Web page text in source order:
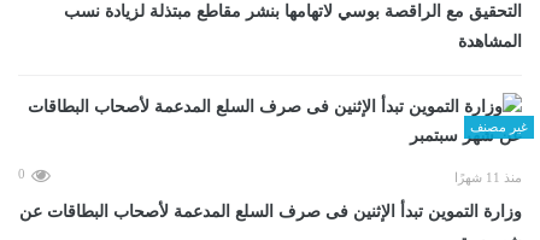
التحقيق مع الراقصة بوسي لاتهامها بنشر مقاطع مبتذلة لزيادة نسب
المشاهدة
غير مصنف
منذ 11 شهرًا 0
وزارة التموين تبدأ الإثنين فى صرف السلع المدعمة لأصحاب البطاقات عن